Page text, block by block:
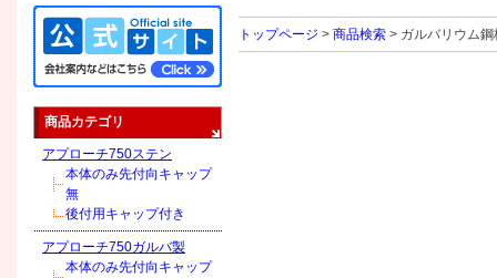
商品カテゴリ
アプローチ750ステン
本体のみ先付向キャップ
無
後付用キャップ付き
アプローチ750ガルバ製
本体のみ先付向キャップ
トップページ > 商品検索 > ガルバリウム